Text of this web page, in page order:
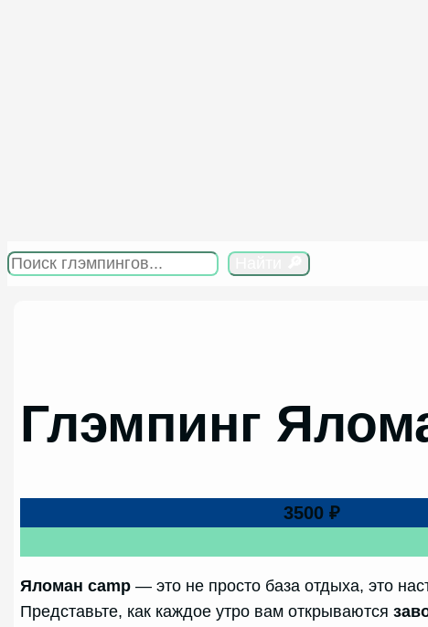
Поиск
Глэмпинг
3500 ₽
Яломан camp — это не просто база отдыха, это
Представьте, как каждое утро вам открываются